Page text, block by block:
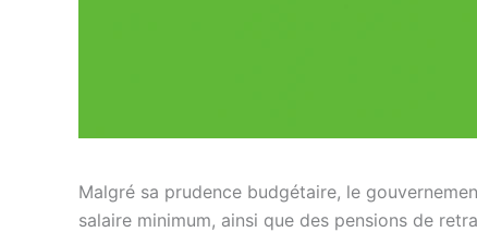
Malgré sa prudence budgétaire, le
salaire minimum, ainsi que des pensions de